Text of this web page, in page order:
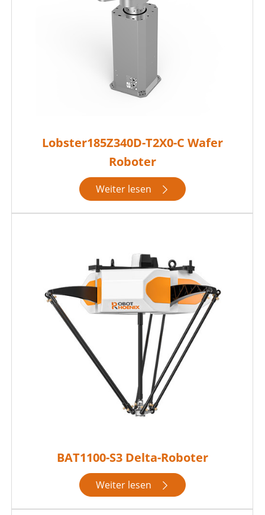
Lobster185Z340D-T2X0-C Wafer
Roboter
Weiter lesen 
BAT1100-S3 Delta-Roboter
Weiter lesen 